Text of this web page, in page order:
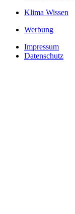
Klima Wissen
Werbung
Impressum
Datenschutz